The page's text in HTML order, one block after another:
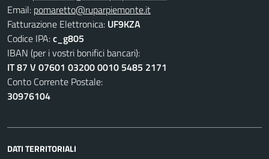
Email: pomaretto@ruparpiemonte.it
Fatturazione Elettronica: UF9KZA
Codice IPA:c_g805
IBAN (per i vostri bonifici bancari):
IT 87 V 07601 03200 0010 5485 2171
Conto Corrente Postale:
30976104
DATI TERRITORIALI